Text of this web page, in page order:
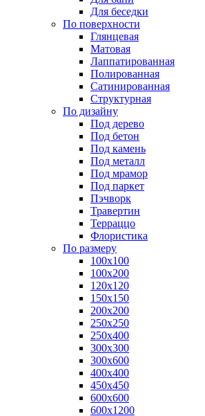
Для беседки
По поверхности
Глянцевая
Матовая
Лаппатированная
Полированная
Сатинированная
Структурная
По дизайну
Под дерево
Под бетон
Под камень
Под металл
Под мрамор
Под паркет
Пэчворк
Травертин
Терраццо
Флористика
По размеру
100х100
100х200
120х120
150х150
200х200
250х250
250х400
300х300
300х600
400х400
450х450
600х600
600х1200